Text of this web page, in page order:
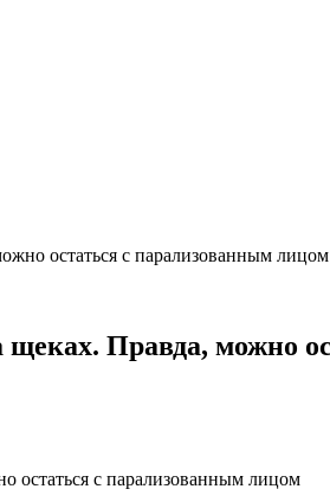
остаться с парализованным лицом
Правда, можно